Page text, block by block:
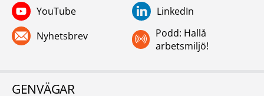
YouTube
LinkedIn
Nyhetsbrev
Podd: Hallå
arbetsmiljö!
GENVÄGAR